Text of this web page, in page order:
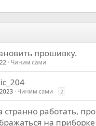
Times New Roman
Verdanaпрошивку.
Чиним сами
Чиним сами 2
странно работать,
на